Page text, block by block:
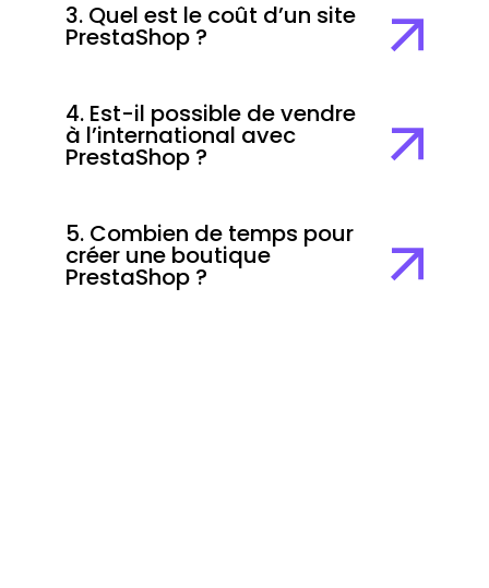
3. Quel est le coût d’un site
PrestaShop ?
4. Est-il possible de vendre
à l’international avec
PrestaShop ?
5. Combien de temps pour
créer une boutique
PrestaShop ?